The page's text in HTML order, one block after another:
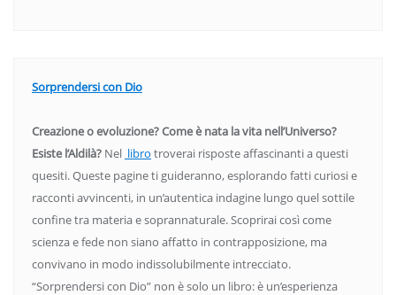
Sorprendersi con Dio
Creazione o evoluzione? Come è nata la vita nell’Universo?
Esiste l’Aldilà? Nel libro troverai risposte affascinanti a questi
quesiti. Queste pagine ti guideranno, esplorando fatti curiosi e
racconti avvincenti, in un’autentica indagine lungo quel sottile
confine tra materia e soprannaturale. Scoprirai così come
scienza e fede non siano affatto in contrapposizione, ma
convivano in modo indissolubilmente intrecciato.
“Sorprendersi con Dio” non è solo un libro: è un’esperienza